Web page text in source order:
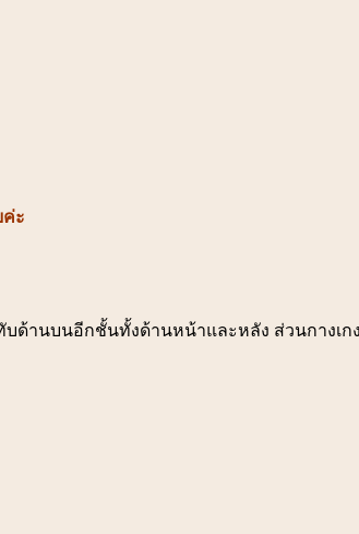
ค่ะ
ด้านบนอีกชั้นทั้งด้านหน้าและหลัง ส่วนกางเ